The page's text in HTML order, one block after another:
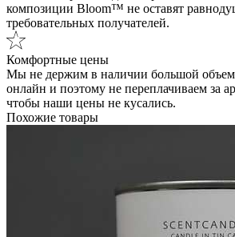
композиции Bloom™ не оставят
требовательных получателей.
Комфортные цены
Мы не держим в наличии большой объем
онлайн и поэтому не переплачиваем за
чтобы наши цены не кусались.
Похожие товары